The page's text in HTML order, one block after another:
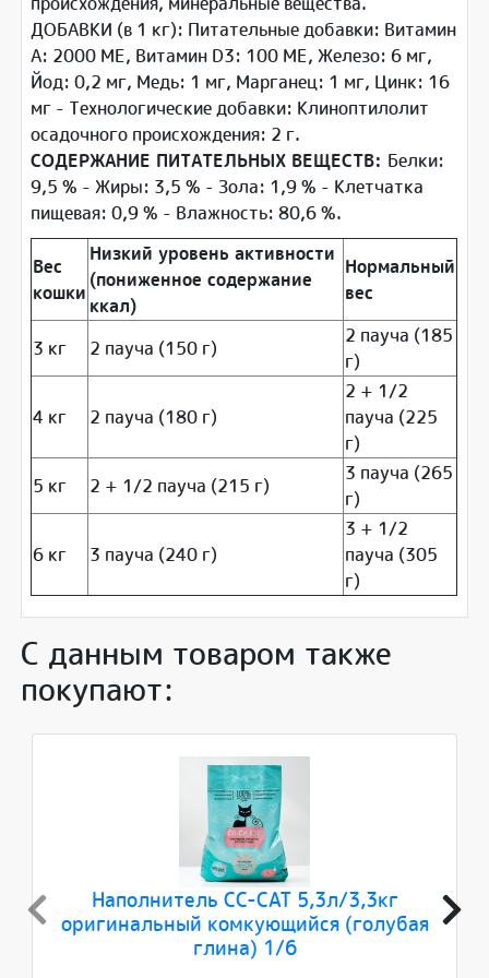
ДОБАВКИ (в 1 кг): Питательные добавки: Витамин
A: 2000 ME, Витамин D3: 100 ME, Железо: 6 мг,
Йод: 0,2 мг, Медь: 1 мг, Марганец: 1 мг, Цинк: 16
мг - Технологические добавки: Клиноптилолит
осадочного происхождения: 2 г.
СОДЕРЖАНИЕ ПИТАТЕЛЬНЫХ ВЕЩЕСТВ: Белки:
9,5 % - Жиры: 3,5 % - Зола: 1,9 % - Клетчатка
пищевая: 0,9 % - Влажность: 80,6 %.
Вес
кошки
Низкий уровень активности
(пониженное содержание
ккал)
Нормальный
вес
3 кг 2 пауча (150 г)
2 пауча (185
г)
4 кг 2 пауча (180 г)
2 + 1/2
пауча (225
г)
5 кг
2 + 1/2 пауча (215 г)
3 пауча (265
г)
6 кг 3 пауча (240 г)
3 + 1/2
пауча (305
г)
С данным товаром также
покупают:
Наполнитель CC-CAT 5,3л/3,3кг
оригинальный комкующийся (голубая
глина) 1/6